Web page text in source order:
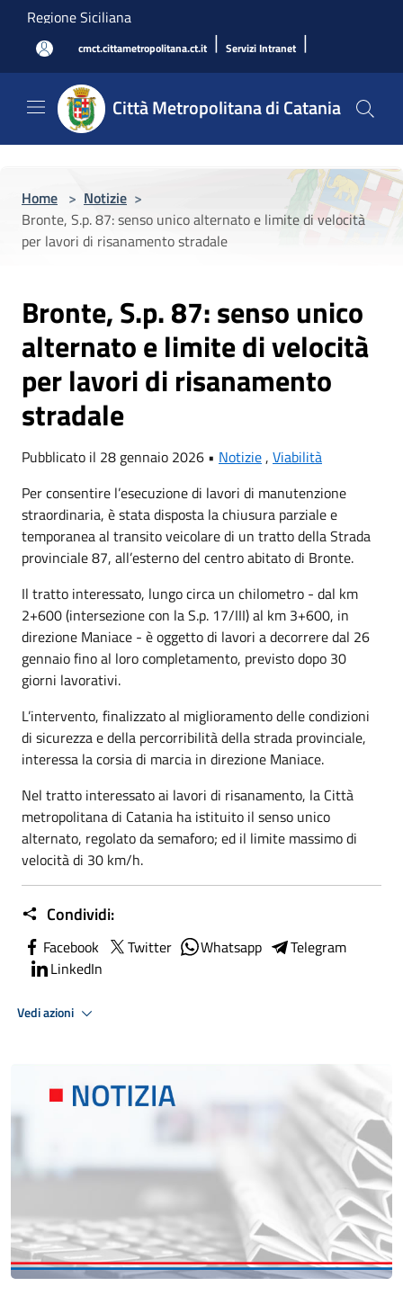
Salta al contenuto principale
Regione Siciliana
cmct.cittametropolitana.ct.it | Servizi Intranet |
Città Metropolitana di Catania
Home > Notizie >
Bronte, S.p. 87: senso unico alternato e limite di velocità
per lavori di risanamento stradale
Bronte, S.p. 87: senso unico
alternato e limite di velocità
per lavori di risanamento
stradale
Pubblicato il 28 gennaio 2026 • Notizie, Viabilità
Per consentire l’esecuzione di lavori di manutenzione
straordinaria, è stata disposta la chiusura parziale e
temporanea al transito veicolare di un tratto della Strada
provinciale 87, all’esterno del centro abitato di Bronte.
Il tratto interessato, lungo circa un chilometro - dal km
2+600 (intersezione con la S.p. 17/III) al km 3+600, in
direzione Maniace - è oggetto di lavori a decorrere dal 26
gennaio fino al loro completamento, previsto dopo 30
giorni lavorativi.
L’intervento, finalizzato al miglioramento delle condizioni
di sicurezza e della percorribilità della strada provinciale,
interessa la corsia di marcia in direzione Maniace.
Nel tratto interessato ai lavori di risanamento, la Città
metropolitana di Catania ha istituito il senso unico
alternato, regolato da semaforo; ed il limite massimo di
velocità di 30 km/h.
Condividi:
Facebook Twitter Whatsapp
Telegram
LinkedIn
Vedi azioni